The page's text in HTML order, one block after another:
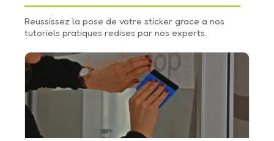
Reussissez la pose de votre sticker grace a nos
tutoriels pratiques redises par nos experts.